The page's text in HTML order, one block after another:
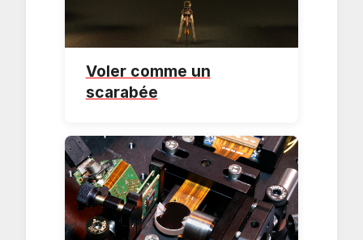
Voler comme un
scarabée